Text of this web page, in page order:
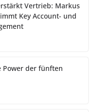
Vertrieb: Markus
Key Account- und
Power der fünften